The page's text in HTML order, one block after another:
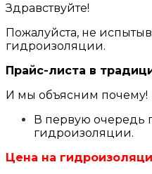
Здравствуйте!
Пожалуйста, не
гидроизоляции.
Прайс-листа в
И мы объясним почему!
В первую очередь
гидроизоляции.
Цена на